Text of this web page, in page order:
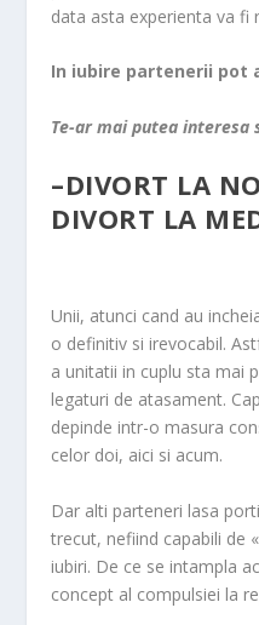
data asta experienta va fi
In iubire partenerii pot
Te-ar mai putea interesa
–DIVORT LA
DIVORT LA
Unii, atunci cand au
o definitiv si irevocabil.
a unitatii in cuplu sta mai
legaturi de atasament.
depinde intr-o masura
celor doi, aici si acum.
Dar alti parteneri lasa
trecut, nefiind capabili de
iubiri. De ce se intampla
concept al compulsiei la